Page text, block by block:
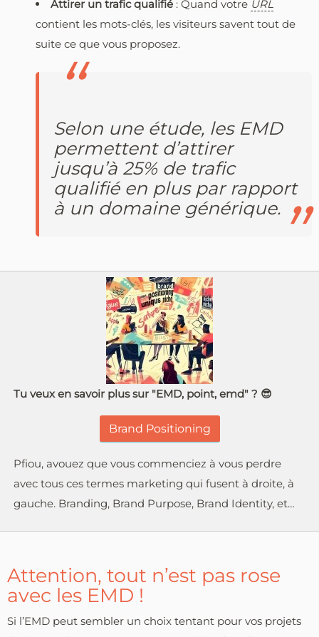
Attirer un trafic qualifié : Quand votre URL
contient les mots-clés, les visiteurs savent tout de
suite ce que vous proposez.
Selon une étude, les EMD
permettent d’attirer
jusqu’à 25% de trafic
qualifié en plus par rapport
à un domaine générique.
Tu veux en savoir plus sur "EMD, point, emd" ? 😎
Brand Positioning
Pfiou, avouez que vous commenciez à vous perdre
avec tous ces termes marketing qui fusent à droite, à
gauche. Branding, Brand Purpose, Brand Identity, et…
Attention, tout n’est pas rose
avec les EMD !
Si l’EMD peut sembler un choix tentant pour vos projets